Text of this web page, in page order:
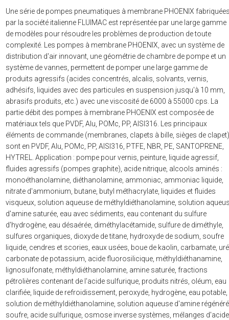
Une série de pompes pneumatiques à membrane PHOENIX
par la société italienne FLUIMAC est représentée par une large gamme
de modèles pour résoudre les problèmes de production de toute
complexité. Les pompes à membrane PHOENIX, avec un système de
distribution d'air innovant, une géométrie de chambre de pompe et un
système de vannes, permettent de pomper une large gamme de
produits agressifs (acides concentrés, alcalis, solvants, vernis,
adhésifs, liquides avec des particules en suspension jusqu'à 10 mm,
abrasifs produits, etc.) avec une viscosité de 6000 à 55000 cps. La
partie débit des pompes à membrane PHOENIX est composée de
matériaux tels que PVDF, Alu, POMc, PP, AISI316. Les principaux
éléments de commande (membranes, clapets à bille, sièges de clapet)
sont en PVDF, Alu, POMc, PP, AISI316, PTFE, NBR, PE, SANTOPRENE,
HYTREL. Application : pompe pour vernis, peinture, liquide agressif,
fluides agressifs (pompes graphite), acide nitrique, alcools aminés :
monoéthanolamine, diéthanolamine, ammoniac, ammoniac liquide,
nitrate d'ammonium, butane, butyl méthacrylate, liquides et fluides
visqueux, solution aqueuse de méthyldiéthanolamine, solution
d'amine saturée, eau avec sédiments, eau contenant du sulfure
d'hydrogène, eau désaérée, diméthylacétamide, sulfure de diméthyle,
sulfures organiques, dioxyde de titane, hydroxyde de sodium, soufre
liquide, cendres et scories, eaux usées, boue de kaolin, carbamate,
carbonate de potassium, acide fluorosilicique, méthyldiéthanamine,
lignosulfonate, méthyldiéthanolamine, amine saturée, fractions
pétrolières contenant de l'acide sulfurique, produits nitrés, oléum, eau
clarifiée, liquide de refroidissement, peroxyde, hydrogène, eau potable,
solution de méthyldiéthanolamine, solution aqueuse d'amine
soufre, acide sulfurique, osmose inverse systèmes, mélanges